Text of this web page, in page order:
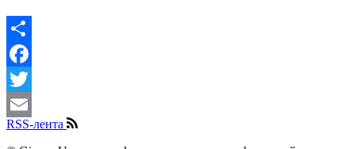
Share
Facebook
Twitter
Email
RSS-лента